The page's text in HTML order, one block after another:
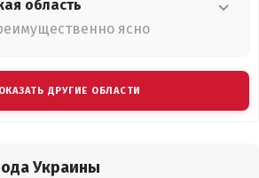
область
ясно
ДРУГИЕ ОБЛАСТИ
Украины